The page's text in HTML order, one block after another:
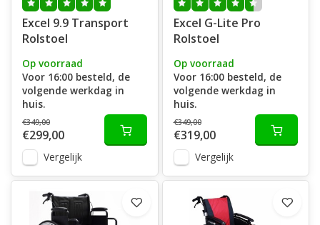
Excel 9.9 Transport
Rolstoel
Op voorraad
Voor 16:00 besteld, de
volgende werkdag in
huis.
€349,00
€299,00
Vergelijk
Excel G-Lite Pro
Rolstoel
Op voorraad
Voor 16:00 besteld, de
volgende werkdag in
huis.
€349,00
€319,00
Vergelijk